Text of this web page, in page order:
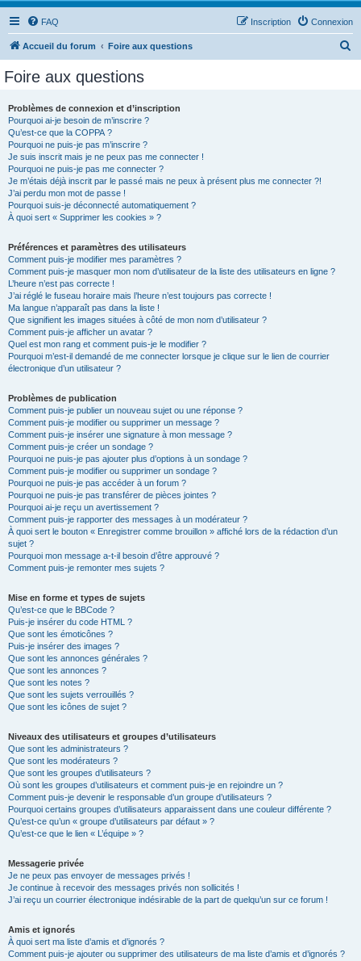
FAQ Connexion
Inscription
Accueil du forum Foire aux questions
Foire aux questions
Problèmes de connexion et d’inscription
Pourquoi ai-je besoin de m’inscrire ?
Qu’est-ce que la COPPA ?
Pourquoi ne puis-je pas m’inscrire ?
Je suis inscrit mais je ne peux pas me connecter !
Pourquoi ne puis-je pas me connecter ?
Je m’étais déjà inscrit par le passé mais ne peux à présent plus me connecter ?!
J’ai perdu mon mot de passe !
Pourquoi suis-je déconnecté automatiquement ?
À quoi sert « Supprimer les cookies » ?
Préférences et paramètres des utilisateurs
Comment puis-je modifier mes paramètres ?
Comment puis-je masquer mon nom d’utilisateur de la liste des utilisateurs en ligne ?
L’heure n’est pas correcte !
J’ai réglé le fuseau horaire mais l’heure n’est toujours pas correcte !
Ma langue n’apparaît pas dans la liste !
Que signifient les images situées à côté de mon nom d’utilisateur ?
Comment puis-je afficher un avatar ?
Quel est mon rang et comment puis-je le modifier ?
Pourquoi m’est-il demandé de me connecter lorsque je clique sur le lien de courrier
électronique d’un utilisateur ?
Problèmes de publication
Comment puis-je publier un nouveau sujet ou une réponse ?
Comment puis-je modifier ou supprimer un message ?
Comment puis-je insérer une signature à mon message ?
Comment puis-je créer un sondage ?
Pourquoi ne puis-je pas ajouter plus d’options à un sondage ?
Comment puis-je modifier ou supprimer un sondage ?
Pourquoi ne puis-je pas accéder à un forum ?
Pourquoi ne puis-je pas transférer de pièces jointes ?
Pourquoi ai-je reçu un avertissement ?
Comment puis-je rapporter des messages à un modérateur ?
À quoi sert le bouton « Enregistrer comme brouillon » affiché lors de la rédaction d’un
sujet ?
Pourquoi mon message a-t-il besoin d’être approuvé ?
Comment puis-je remonter mes sujets ?
Mise en forme et types de sujets
Qu’est-ce que le BBCode ?
Puis-je insérer du code HTML ?
Que sont les émoticônes ?
Puis-je insérer des images ?
Que sont les annonces générales ?
Que sont les annonces ?
Que sont les notes ?
Que sont les sujets verrouillés ?
Que sont les icônes de sujet ?
Niveaux des utilisateurs et groupes d’utilisateurs
Que sont les administrateurs ?
Que sont les modérateurs ?
Que sont les groupes d’utilisateurs ?
Où sont les groupes d’utilisateurs et comment puis-je en rejoindre un ?
Comment puis-je devenir le responsable d’un groupe d’utilisateurs ?
Pourquoi certains groupes d’utilisateurs apparaissent dans une couleur différente ?
Qu’est-ce qu’un « groupe d’utilisateurs par défaut » ?
Qu’est-ce que le lien « L’équipe » ?
Messagerie privée
Je ne peux pas envoyer de messages privés !
Je continue à recevoir des messages privés non sollicités !
J’ai reçu un courrier électronique indésirable de la part de quelqu’un sur ce forum !
Amis et ignorés
À quoi sert ma liste d’amis et d’ignorés ?
Comment puis-je ajouter ou supprimer des utilisateurs de ma liste d’amis et d’ignorés ?